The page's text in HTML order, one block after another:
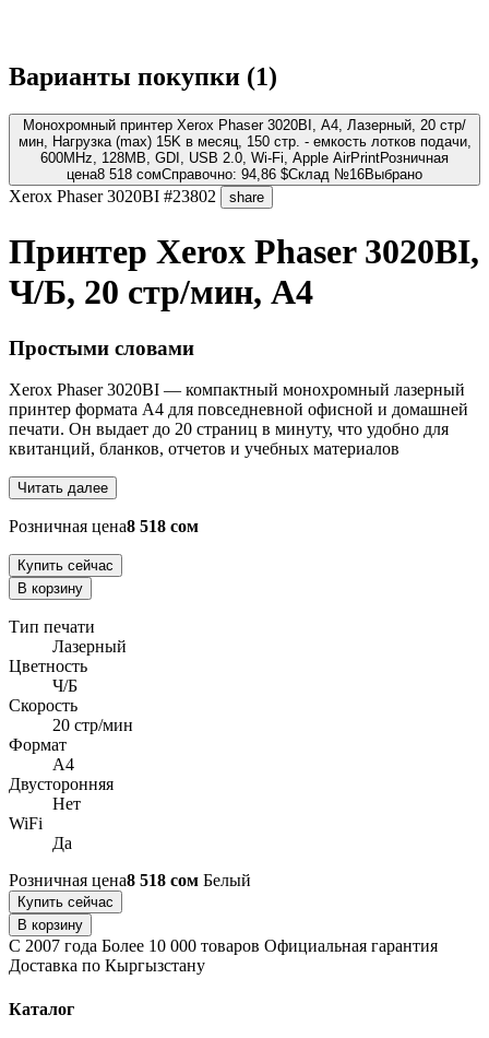
Варианты покупки (1)
Монохромный принтер Xerox Phaser 3020BI, A4, Лазерный, 20 стр/
мин, Нагрузка (max) 15K в месяц, 150 стр. - емкость лотков подачи,
600MHz, 128MB, GDI, USB 2.0, Wi-Fi, Apple AirPrintРозничная
цена8 518 сомСправочно: 94,86 $Склад №16Выбрано
Xerox Phaser 3020BI #23802 share
Принтер Xerox Phaser 3020BI,
Ч/Б, 20 стр/мин, A4
Простыми словами
Xerox Phaser 3020BI — компактный монохромный лазерный
принтер формата A4 для повседневной офисной и домашней
печати. Он выдает до 20 страниц в минуту, что удобно для
квитанций, бланков, отчетов и учебных материалов
Читать далее
Розничная цена8 518 сом
Купить сейчас
В корзину
Тип печати
Лазерный
Цветность
Ч/Б
Скорость
20 стр/мин
Формат
A4
Двусторонняя
Нет
WiFi
Да
Розничная цена8 518 сом Белый
Купить сейчас
В корзину
С 2007 года Более 10 000 товаров Официальная гарантия
Доставка по Кыргызстану
Каталог